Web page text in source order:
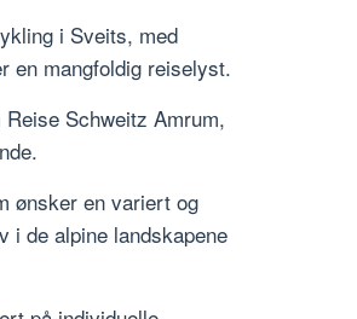
i Sveits, med
en mangfoldig reiselyst.
Schweitz Amrum,
ønsker en variert og
i de alpine landskapene